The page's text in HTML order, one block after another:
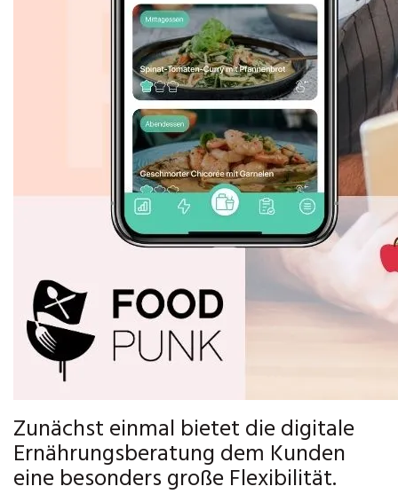
Zunächst einmal bietet die digitale
Ernährungsberatung dem Kunden
eine besonders große Flexibilität.